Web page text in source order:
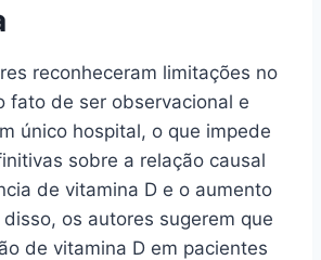
reconheceram limitações no
fato de ser observacional e
único hospital, o que impede
sobre a relação causal
de vitamina D e o aumento
os autores sugerem que
de vitamina D em pacientes